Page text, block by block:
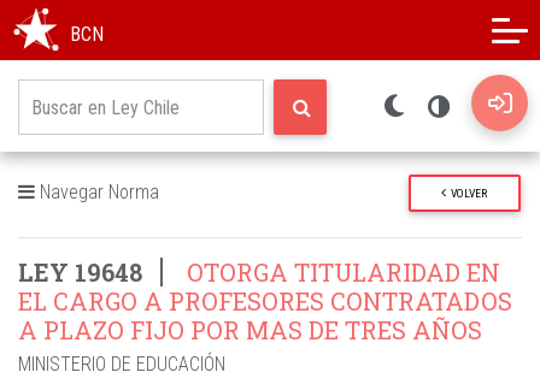
BCN
Navegar Norma VOLVER
LEY 19648
OTORGA TITULARIDAD EN
EL CARGO A PROFESORES CONTRATADOS
A PLAZO FIJO POR MAS DE TRES AÑOS
MINISTERIO DE EDUCACIÓN